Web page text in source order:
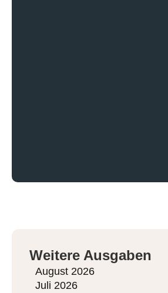
Weitere Ausgaben
August 2026
Juli 2026